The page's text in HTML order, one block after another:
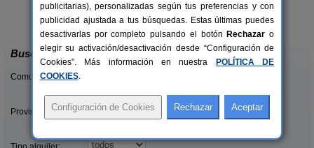
4 pers.
desde55 €
Casa Rural Santa Lucía
Puntallana (Tenerife)
Buscar
Comunidades:
Provincias/Islas:
publicitarias), personalizadas según tus preferencias y con
publicidad ajustada a tus búsquedas. Estas últimas puedes
desactivarlas por completo pulsando el botón Rechazar o
elegir su activación/desactivación desde “Configuración de
Cookies”. Más información en nuestra
POLÍTICA DE
COOKIES.